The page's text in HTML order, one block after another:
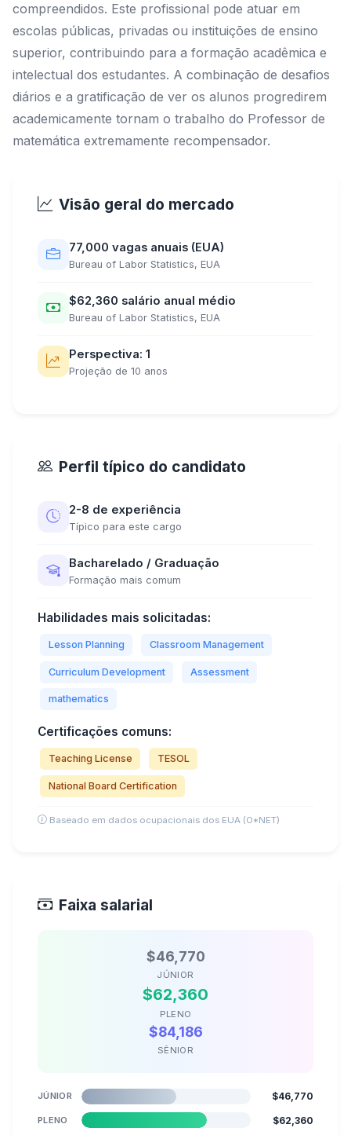
compreendidos. Este profissional pode atuar em
escolas públicas, privadas ou instituições de ensino
superior, contribuindo para a formação acadêmica e
intelectual dos estudantes. A combinação de desafios
diários e a gratificação de ver os alunos progredirem
academicamente tornam o trabalho do Professor de
matemática extremamente recompensador.
Visão geral do mercado
77,000 vagas anuais (EUA)
Bureau of Labor Statistics, EUA
$62,360 salário anual médio
Bureau of Labor Statistics, EUA
Perspectiva: 1
Projeção de 10 anos
Perfil típico do candidato
2-8 de experiência
Típico para este cargo
Bacharelado / Graduação
Formação mais comum
Habilidades mais solicitadas:
Lesson Planning Classroom Management
Curriculum Development Assessment
mathematics
Certificações comuns:
Teaching License TESOL
National Board Certification
Baseado em dados ocupacionais dos EUA (O*NET)
Faixa salarial
$46,770
JÚNIOR
$62,360
PLENO
$84,186
SÊNIOR
JÚNIOR $46,770
PLENO $62,360